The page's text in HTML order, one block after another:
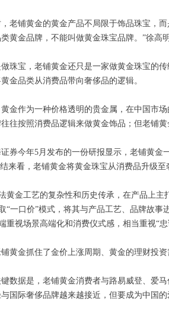
老铺黄金的黄金产品不局限于饰品珠宝，
黄金品牌，不能叫做黄金珠宝品牌。”徐高
珠宝，老铺黄金还只是一家做黄金珠宝的
金品类从消费品带向奢侈品的逻辑。
金作为一种价格透明的贵金属，在中国市
往按照消费品逻辑来做黄金饰品；但老铺
券今年5月发布的一份研报显示，老铺黄金
来看，老铺黄金将黄金珠宝从消费品升级
黄金工艺的复杂性和历史传承，在产品上
“一口价”模式，将其与产品工艺、品牌故
重视场景高端化和消费仪式感，相当重视“
铺黄金抓住了金价上涨周期、黄金的理财投
键数据是，老铺黄金消费者与路易威登、爱
国际奢侈品牌越来越接近，但要成为中国